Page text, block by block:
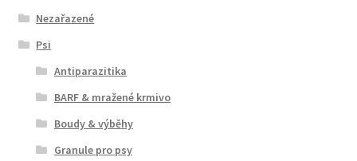
Nezařazené
Psi
Antiparazitika
BARF & mražené krmivo
Boudy & výběhy
Granule pro psy